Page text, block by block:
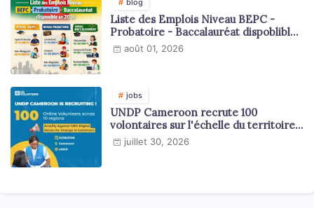
Liste des Emplois Niveau BEPC -
Probatoire - Baccalauréat dispoblible
en 2026
août 01, 2026
jobs
UNDP Cameroon recrute 100
volontaires sur l'échelle du territoire
national
juillet 30, 2026